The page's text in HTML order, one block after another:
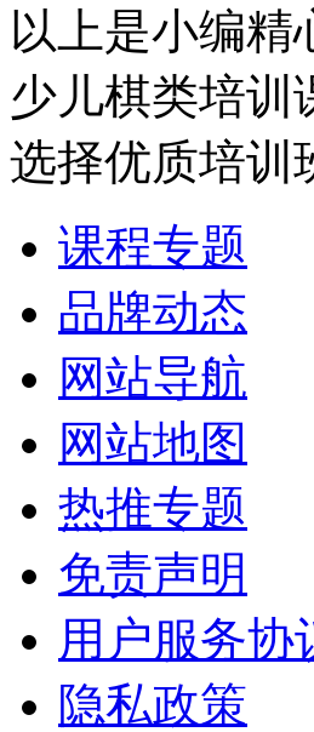
以上是小编精
少儿棋类培训
选择优质培训
课程专题
品牌动态
网站导航
网站地图
热推专题
免责声明
用户服务协
隐私政策